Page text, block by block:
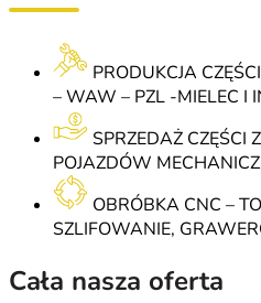
PRODUKCJA
– WAW – PZL -MIELEC I
SPRZEDAŻ CZĘŚCI
POJAZDÓW
OBRÓBKA CNC –
SZLIFOWANIE,
Cała nasza oferta